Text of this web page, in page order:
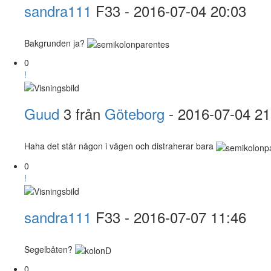
sandra111 F33 - 2016-07-04 20:03
Bakgrunden ja?
0
!
Guud 3 från Göteborg - 2016-07-04
Haha det står någon i vägen och distraherar bara
0
!
sandra111 F33 - 2016-07-07 11:46
Segelbåten?